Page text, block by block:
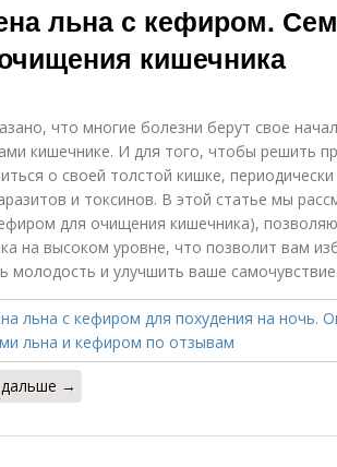
льна с кефиром.
кишечника
что многие болезни берут свое
кишечнике. И для того, чтобы решить
о своей толстой кишке,
и токсинов. В этой статье мы
для очищения кишечника),
на высоком уровне, что позволит вам
молодость и улучшить ваше самочувствие.
→